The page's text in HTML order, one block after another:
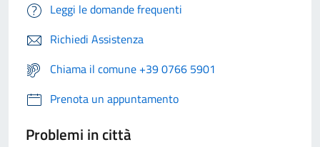
Leggi le domande frequenti
Richiedi Assistenza
Chiama il comune +39 0766 5901
Prenota un appuntamento
Problemi in città